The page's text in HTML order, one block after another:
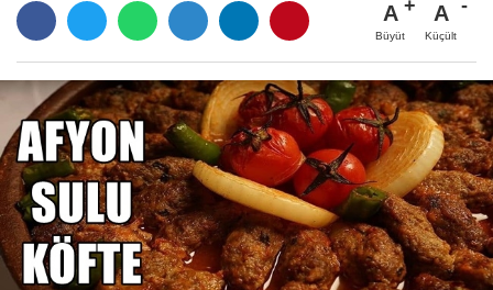
A
Büyüt
A
Küçült